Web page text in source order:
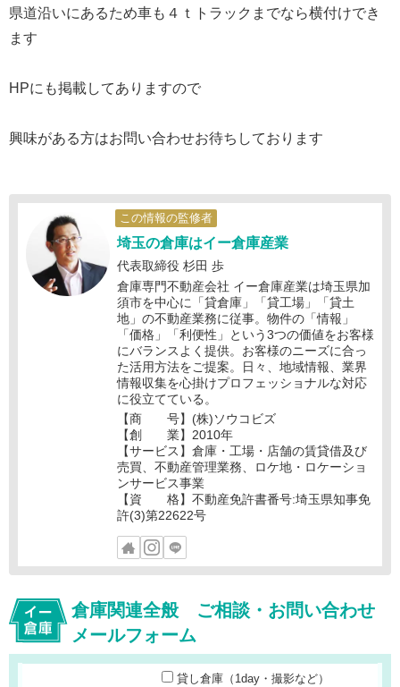
県道沿いにあるため車も４ｔトラックまでなら横付けでき
ます
HPにも掲載してありますので
興味がある方はお問い合わせお待ちしております
この情報の監修者
埼玉の倉庫はイー倉庫産業
代表取締役 杉田 歩
倉庫専門不動産会社 イー倉庫産業は埼玉県加
須市を中心に「貸倉庫」「貸工場」「貸土
地」の不動産業務に従事。物件の「情報」
「価格」「利便性」という3つの価値をお客様
にバランスよく提供。お客様のニーズに合っ
た活用方法をご提案。日々、地域情報、業界
情報収集を心掛けプロフェッショナルな対応
に役立てている。
【商 号】(株)ソウコビズ
【創 業】2010年
【サービス】倉庫・工場・店舗の賃貸借及び
売買、不動産管理業務、ロケ地・ロケーショ
ンサービス事業
【資 格】不動産免許書番号:埼玉県知事免
許(3)第22622号
倉庫関連全般 ご相談・お問い合わせ
メールフォーム
貸し倉庫（1day・撮影など）